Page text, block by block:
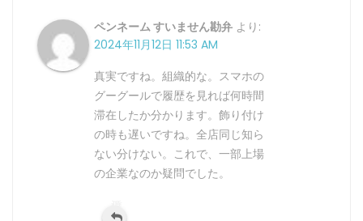
ペンネーム すいません勘弁 より:
2024年11月12日 11:53 AM
真実ですね。組織的な。スマホの
グーグールで履歴を見れば何時間
滞在したか分かります。飾り付け
の時も遅いですね。全店同じ知ら
ない分けない。これで、一部上場
の企業なのか疑問でした。